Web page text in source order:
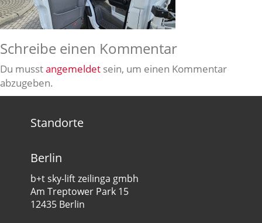
Schreibe einen Kommentar
Du musstangemeldet sein, um einen Kommentar
abzugeben.
Standorte
Berlin
b+t sky-lift zeilinga gmbh
Am Treptower Park 15
12435 Berlin